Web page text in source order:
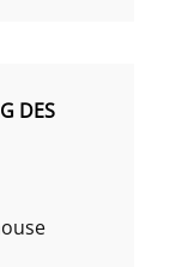
DES